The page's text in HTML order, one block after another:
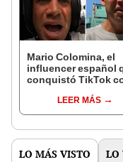
Mario Colomina, el
influencer español
conquistó TikTok
"Mi amor nació por la
gastronomía"
LEER MÁS
LO MÁS VISTO LO